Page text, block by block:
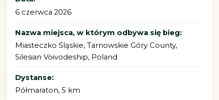
6 czerwca 2026
Nazwa miejsca, w którym odbywa się bieg:
Miasteczko Śląskie, Tarnowskie Góry County,
Silesian Voivodeship, Poland
Dystanse:
Półmaraton, 5 km